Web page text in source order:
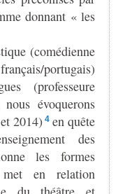
donnant « les
(comédienne
portugais)
(professeure
évoquerons
2014) 4 en quête
des
les formes
met en relation